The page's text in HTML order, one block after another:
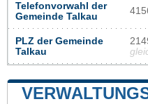
Telefonvorwahl der
Gemeinde Talkau
PLZ der Gemeinde
Talkau